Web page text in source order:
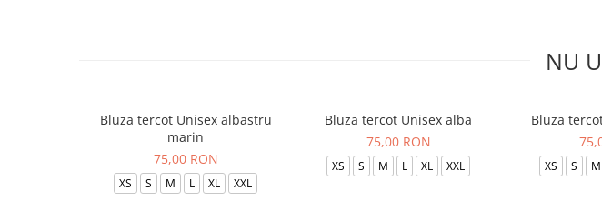
NU
Bluza tercot Unisex albastru
marin
75,00 RON
XS S M L XL XXL
Bluza tercot Unisex alba
75,00 RON
XS S M L XL XXL
Bluza
XS S M